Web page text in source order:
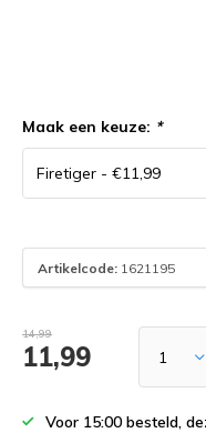
Maak een keuze: *
Artikelcode: 1621195
14,99
11,99
Voor 15:00 besteld,